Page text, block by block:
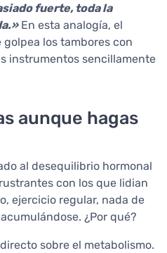
fuerte, toda la
En esta analogía, el
los tambores con
instrumentos sencillamente
aunque hagas
al desequilibrio hormonal
con los que lidian
ejercicio regular, nada de
¿Por qué?
sobre el metabolismo.